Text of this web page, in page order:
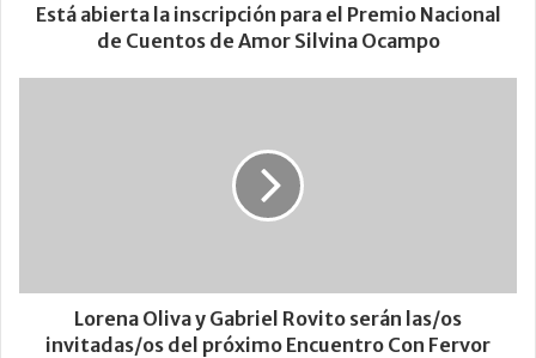
Está abierta la inscripción para el Premio Nacional
de Cuentos de Amor Silvina Ocampo
Lorena Oliva y Gabriel Rovito serán las/os
invitadas/os del próximo Encuentro Con Fervor